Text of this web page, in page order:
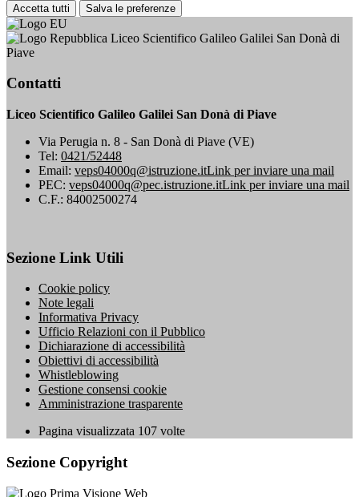
Accetta tutti Salva le preferenze
Liceo Scientifico Galileo Galilei San Donà di
Piave
Contatti
Liceo Scientifico Galileo Galilei San Donà di Piave
Via Perugia n. 8 - San Donà di Piave (VE)
Tel: 0421/52448
Email: veps04000q@istruzione.itLink per inviare una mail
PEC: veps04000q@pec.istruzione.itLink per inviare una mail
C.F.: 84002500274
Sezione Link Utili
Cookie policy
Note legali
Informativa Privacy
Ufficio Relazioni con il Pubblico
Dichiarazione di accessibilità
Obiettivi di accessibilità
Whistleblowing
Gestione consensi cookie
Amministrazione trasparente
Pagina visualizzata 107 volte
Sezione Copyright